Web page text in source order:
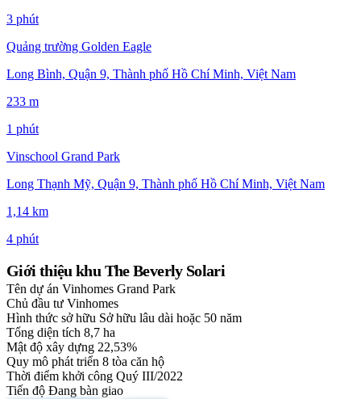
3 phút
Quảng trường Golden Eagle
Long Bình, Quận 9, Thành phố Hồ Chí Minh, Việt Nam
233 m
1 phút
Vinschool Grand Park
Long Thạnh Mỹ, Quận 9, Thành phố Hồ Chí Minh, Việt Nam
1,14 km
4 phút
Giới thiệu khu The Beverly Solari
Tên dự án Vinhomes Grand Park
Chủ đầu tư Vinhomes
Hình thức sở hữu Sở hữu lâu dài hoặc 50 năm
Tổng diện tích 8,7 ha
Mật độ xây dựng 22,53%
Quy mô phát triển 8 tòa căn hộ
Thời điểm khởi công Quý III/2022
Tiến độ Đang bàn giao